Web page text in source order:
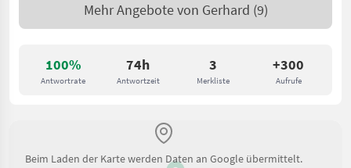
100%
Antwortrate
74h
Antwortzeit
3
Merkliste
+300
Aufrufe
Mehr Angebote von Gerhard (9)
Beim Laden der Karte werden Daten an Google übermittelt.